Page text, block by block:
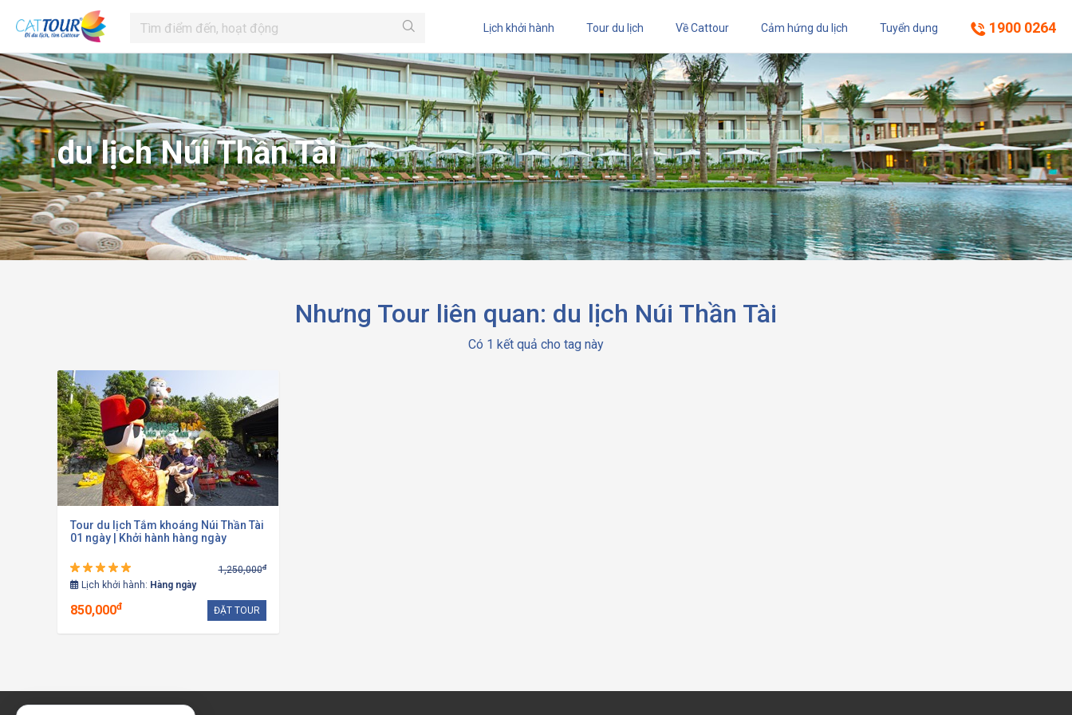
Lịch khởi hành Tour du lịch Về Cattour Cảm hứng du lịch Tuyển dụng 1900 0264
du lịch Núi Thần Tài
Nhưng Tour liên quan: du lịch Núi Thần Tài
Có 1 kết quả cho tag này
Tour du lịch Tắm khoáng Núi Thần Tài
01 ngày | Khởi hành hàng ngày
1,250,000đ
Lịch khởi hành: Hàng ngày
850,000đ ĐẶT TOUR